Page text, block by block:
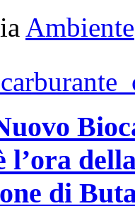
Ambiente
l’ora
di